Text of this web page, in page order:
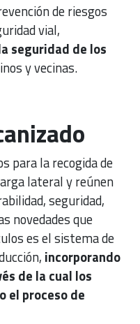
de riesgos
vial,
seguridad de los
y vecinas.
para la recogida de
lateral y reúnen
seguridad,
novedades que
es el sistema de
incorporando
de la cual los
el proceso de